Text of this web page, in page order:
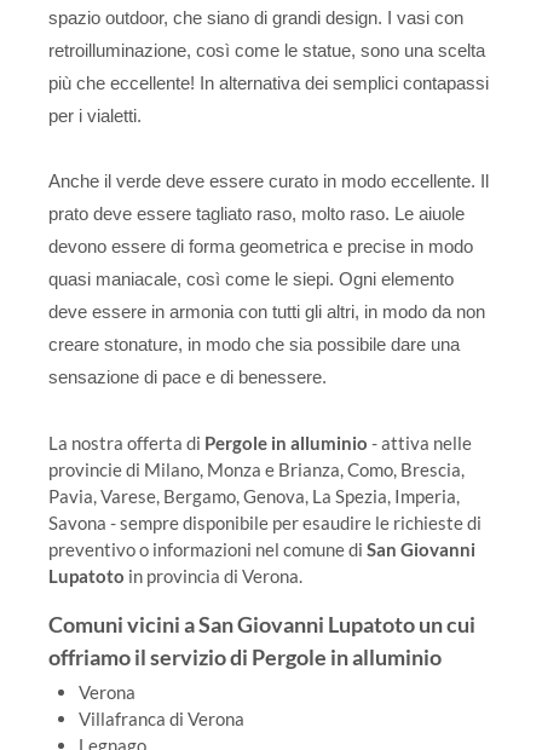
spazio outdoor, che siano di grandi design. I vasi con
retroilluminazione, così come le statue, sono una scelta
più che eccellente! In alternativa dei semplici contapassi
per i vialetti.
Anche il verde deve essere curato in modo eccellente. Il
prato deve essere tagliato raso, molto raso. Le aiuole
devono essere di forma geometrica e precise in modo
quasi maniacale, così come le siepi. Ogni elemento
deve essere in armonia con tutti gli altri, in modo da non
creare stonature, in modo che sia possibile dare una
sensazione di pace e di benessere.
La nostra offerta di Pergole in alluminio - attiva nelle
provincie di Milano, Monza e Brianza, Como, Brescia,
Pavia, Varese, Bergamo, Genova, La Spezia, Imperia,
Savona - sempre disponibile per esaudire le richieste di
preventivo o informazioni nel comune di San Giovanni
Lupatoto in provincia di Verona.
Comuni vicini a San Giovanni Lupatoto un cui
offriamo il servizio di Pergole in alluminio
Verona
Villafranca di Verona
Legnago